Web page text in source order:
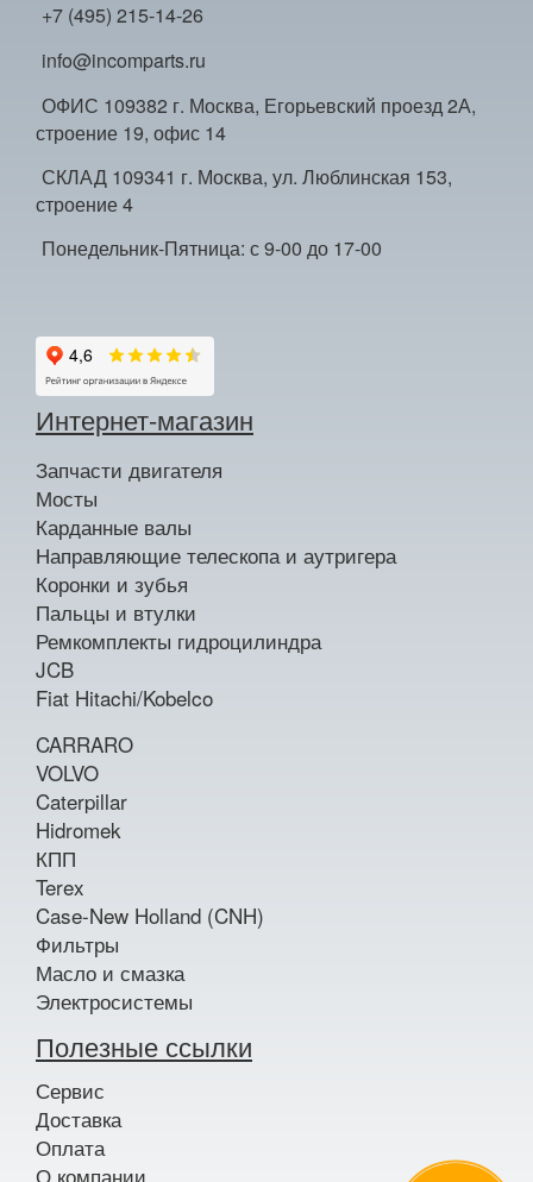
+7 (495) 215-14-26
info@incomparts.ru
ОФИС 109382 г. Москва, Егорьевский проезд 2А,
строение 19, офис 14
СКЛАД 109341 г. Москва, ул. Люблинская 153,
строение 4
Понедельник-Пятница: с 9-00 до 17-00
Интернет-магазин
Запчасти двигателя
Мосты
Карданные валы
Направляющие телескопа и аутригера
Коронки и зубья
Пальцы и втулки
Ремкомплекты гидроцилиндра
JCB
Fiat Hitachi/Kobelco
CARRARO
VOLVO
Caterpillar
Hidromek
КПП
Terex
Case-New Holland (CNH)
Фильтры
Масло и смазка
Электросистемы
Полезные ссылки
Сервис
Доставка
Оплата
О компании